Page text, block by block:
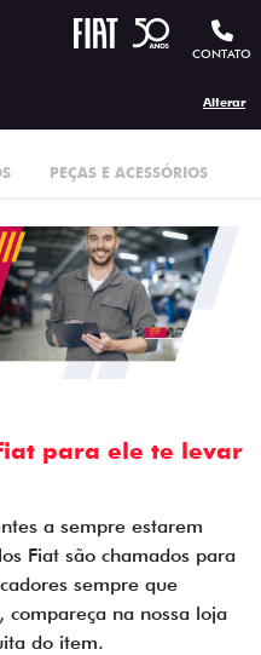
CONTATO
Alterar
PEÇAS E ACESSÓRIOS
para ele te levar
a sempre estarem
Fiat são chamados para
sempre que
compareça na nossa loja
do item.